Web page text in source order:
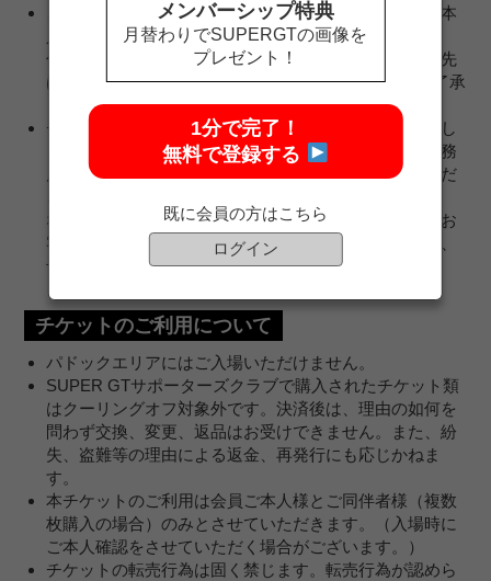
ご登録住所以外にチケット送付をご希望の方は、会員本
人名義宛てのみ承ります。
住所、電話番号を明確にご入力ください。なお、送付先
は1箇所に限らせていただいておりますので、予めご了承
ください。
チケットの送付先は、チケットのご注文時に確定いたし
ます。ご注文後に送付先の変更をご希望の場合は、事務
局で変更手続きを承ります。必ず事務局までご連絡くだ
なお、チケット発送後の送付先の変更は、転送費用がお
客様のご負担（着払い）となる場合もございますので、
予めご了承ください。
チケットのご利用について
パドックエリアにはご入場いただけません。
SUPER GTサポーターズクラブで購入されたチケット類
はクーリングオフ対象外です。決済後は、理由の如何を
問わず交換、変更、返品はお受けできません。また、紛
失、盗難等の理由による返金、再発行にも応じかねま
す。
本チケットのご利用は会員ご本人様とご同伴者様（複数
枚購入の場合）のみとさせていただきます。（入場時に
ご本人確認をさせていただく場合がございます。）
チケットの転売行為は固く禁じます。転売行為が認めら
メンバーシップ特典
月替わりでSUPERGTの画像を
プレゼント！
1分で完了！
無料で登録する
既に会員の方はこちら
ログイン